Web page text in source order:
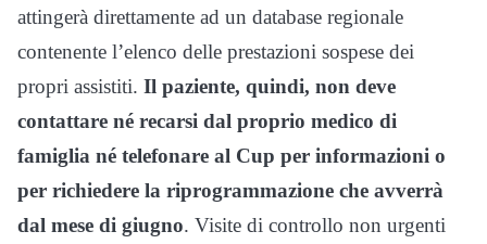
attingerà direttamente ad un database regionale
contenente l’elenco delle prestazioni sospese dei
propri assistiti. Il paziente, quindi, non deve
contattare né recarsi dal proprio medico di
famiglia né telefonare al Cup per informazioni o
per richiedere la riprogrammazione che avverrà
dal mese di giugno. Visite di controllo non urgenti